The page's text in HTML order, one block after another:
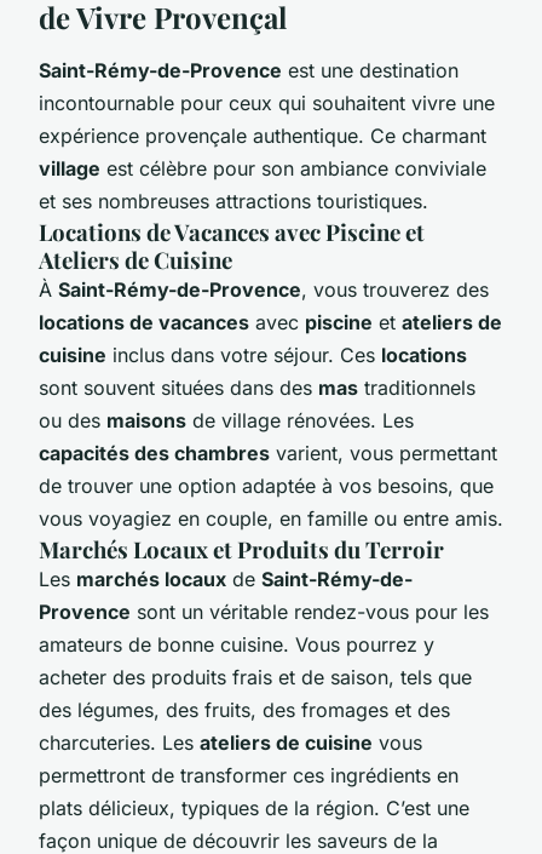
de Vivre Provençal
Saint-Rémy-de-Provence est une destination
incontournable pour ceux qui souhaitent vivre une
expérience provençale authentique. Ce charmant
village est célèbre pour son ambiance conviviale
et ses nombreuses attractions touristiques.
Locations de Vacances avec Piscine et
Ateliers de Cuisine
À Saint-Rémy-de-Provence, vous trouverez des
locations de vacances avec piscine et ateliers de
cuisine inclus dans votre séjour. Ces locations
sont souvent situées dans des mas traditionnels
ou des maisons de village rénovées. Les
capacités des chambres varient, vous permettant
de trouver une option adaptée à vos besoins, que
vous voyagiez en couple, en famille ou entre amis.
Marchés Locaux et Produits du Terroir
Les marchés locaux de Saint-Rémy-de-
Provence sont un véritable rendez-vous pour les
amateurs de bonne cuisine. Vous pourrez y
acheter des produits frais et de saison, tels que
des légumes, des fruits, des fromages et des
charcuteries. Les ateliers de cuisine vous
permettront de transformer ces ingrédients en
plats délicieux, typiques de la région. C’est une
façon unique de découvrir les saveurs de la